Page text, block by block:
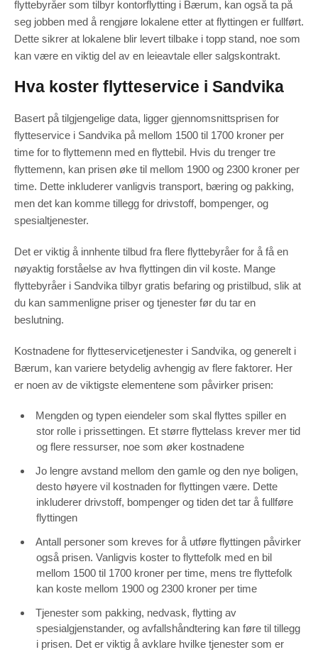
flyttebyråer som tilbyr kontorflytting i Bærum, kan også ta på
seg jobben med å rengjøre lokalene etter at flyttingen er fullført.
Dette sikrer at lokalene blir levert tilbake i topp stand, noe som
kan være en viktig del av en leieavtale eller salgskontrakt.
Hva koster flytteservice i Sandvika
Basert på tilgjengelige data, ligger gjennomsnittsprisen for
flytteservice i Sandvika på mellom 1500 til 1700 kroner per
time for to flyttemenn med en flyttebil. Hvis du trenger tre
flyttemenn, kan prisen øke til mellom 1900 og 2300 kroner per
time. Dette inkluderer vanligvis transport, bæring og pakking,
men det kan komme tillegg for drivstoff, bompenger, og
spesialtjenester.
Det er viktig å innhente tilbud fra flere flyttebyråer for å få en
nøyaktig forståelse av hva flyttingen din vil koste. Mange
flyttebyråer i Sandvika tilbyr gratis befaring og pristilbud, slik at
du kan sammenligne priser og tjenester før du tar en
beslutning.
Kostnadene for flytteservicetjenester i Sandvika, og generelt i
Bærum, kan variere betydelig avhengig av flere faktorer. Her
er noen av de viktigste elementene som påvirker prisen:
Mengden og typen eiendeler som skal flyttes spiller en
stor rolle i prissettingen. Et større flyttelass krever mer tid
og flere ressurser, noe som øker kostnadene
Jo lengre avstand mellom den gamle og den nye boligen,
desto høyere vil kostnaden for flyttingen være. Dette
inkluderer drivstoff, bompenger og tiden det tar å fullføre
flyttingen
Antall personer som kreves for å utføre flyttingen påvirker
også prisen. Vanligvis koster to flyttefolk med en bil
mellom 1500 til 1700 kroner per time, mens tre flyttefolk
kan koste mellom 1900 og 2300 kroner per time
Tjenester som pakking, nedvask, flytting av
spesialgjenstander, og avfallshåndtering kan føre til tillegg
i prisen. Det er viktig å avklare hvilke tjenester som er